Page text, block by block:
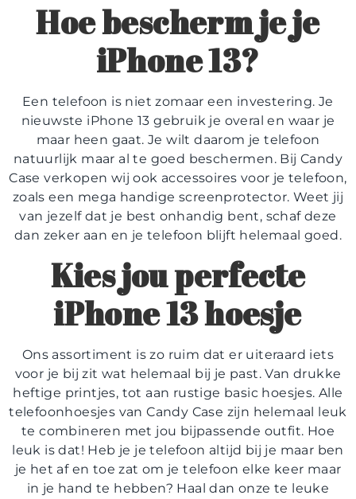
Hoe bescherm je je
iPhone 13?
Een telefoon is niet zomaar een investering. Je
nieuwste iPhone 13 gebruik je overal en waar je
maar heen gaat. Je wilt daarom je telefoon
natuurlijk maar al te goed beschermen. Bij Candy
Case verkopen wij ook accessoires voor je telefoon,
zoals een mega handige screenprotector. Weet jij
van jezelf dat je best onhandig bent, schaf deze
dan zeker aan en je telefoon blijft helemaal goed.
Kies jou perfecte
iPhone 13 hoesje
Ons assortiment is zo ruim dat er uiteraard iets
voor je bij zit wat helemaal bij je past. Van drukke
heftige printjes, tot aan rustige basic hoesjes. Alle
telefoonhoesjes van Candy Case zijn helemaal leuk
te combineren met jou bijpassende outfit. Hoe
leuk is dat! Heb je je telefoon altijd bij je maar ben
je het af en toe zat om je telefoon elke keer maar
in je hand te hebben? Haal dan onze te leuke